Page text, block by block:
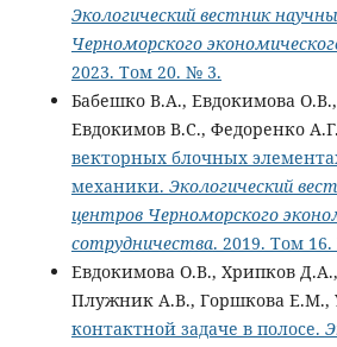
Экологический вестник
Черноморского
2023. Том 20. № 3.
Бабешко В.А., Евдокимова
Евдокимов В.С., Федоренко
векторных блочных
механики. Экологический
центров Черноморского
сотрудничества. 2019. Том
Евдокимова О.В., Хрипков
Плужник А.В., Горшкова Е.М.,
контактной задаче в полосе.